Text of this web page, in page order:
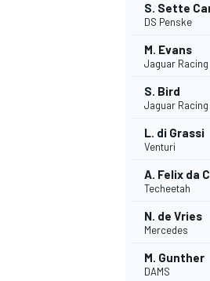
S. Sette
DS Penske
M. Evans
Jaguar Racing
S. Bird
Jaguar Racing
L. di Grassi
Venturi
A. Felix da
Techeetah
N. de Vries
Mercedes
M. Gunther
DAMS